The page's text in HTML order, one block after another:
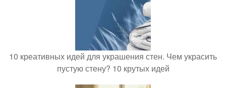
10 креативных идей для украшения стен. Чем украсить
пустую стену? 10 крутых идей